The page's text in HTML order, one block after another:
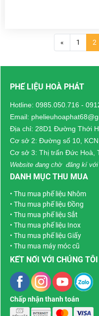
Phế liệu Hoà Phát chính là
nơi bạn cần tìm.
« 1 2
PHẾ LIỆU HOÀ PHÁT
Hotline: 0985.050.716 -
Email:
Địa chỉ: 28D1 Đường Thới
Cơ sở 2: Đường số 10,
Cơ sở 3: Thị trấn Đức Hoà,
Website đang chờ đăng kí
DANH MỤC THU MUA
• Thu mua phế liệu Nhôm
• Thu mua phế liệu Đồng
• Thu mua phế liệu Sắt
• Thu mua phế liệu Inox
• Thu mua phế liệu Giấy
• Thu mua máy móc cũ
KẾT NỐI VỚI CHÚNG TÔI
Chấp nhận thanh toán